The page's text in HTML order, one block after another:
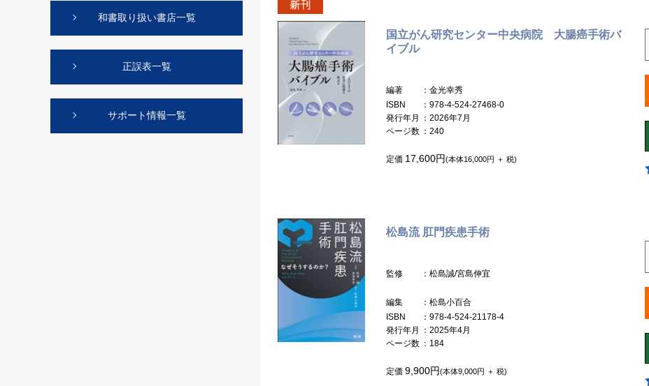
国立がん研究センター中央病院 大腸癌手術バ
イブル
編著
：金光幸秀
ISBN
：978-4-524-27468-0
発行年月
：2026年7月
ページ数 ：240
定価 17,600円(本体16,000円 ＋ 税)
松島流 肛門疾患手術
監修 ：松島誠/宮島伸宜
編集
：松島小百合
ISBN
：978-4-524-21178-4
発行年月
：2025年4月
ページ数 ：184
定価 9,900円(本体9,000円 ＋ 税)
和書取り扱い書店一覧
正誤表一覧
サポート情報一覧